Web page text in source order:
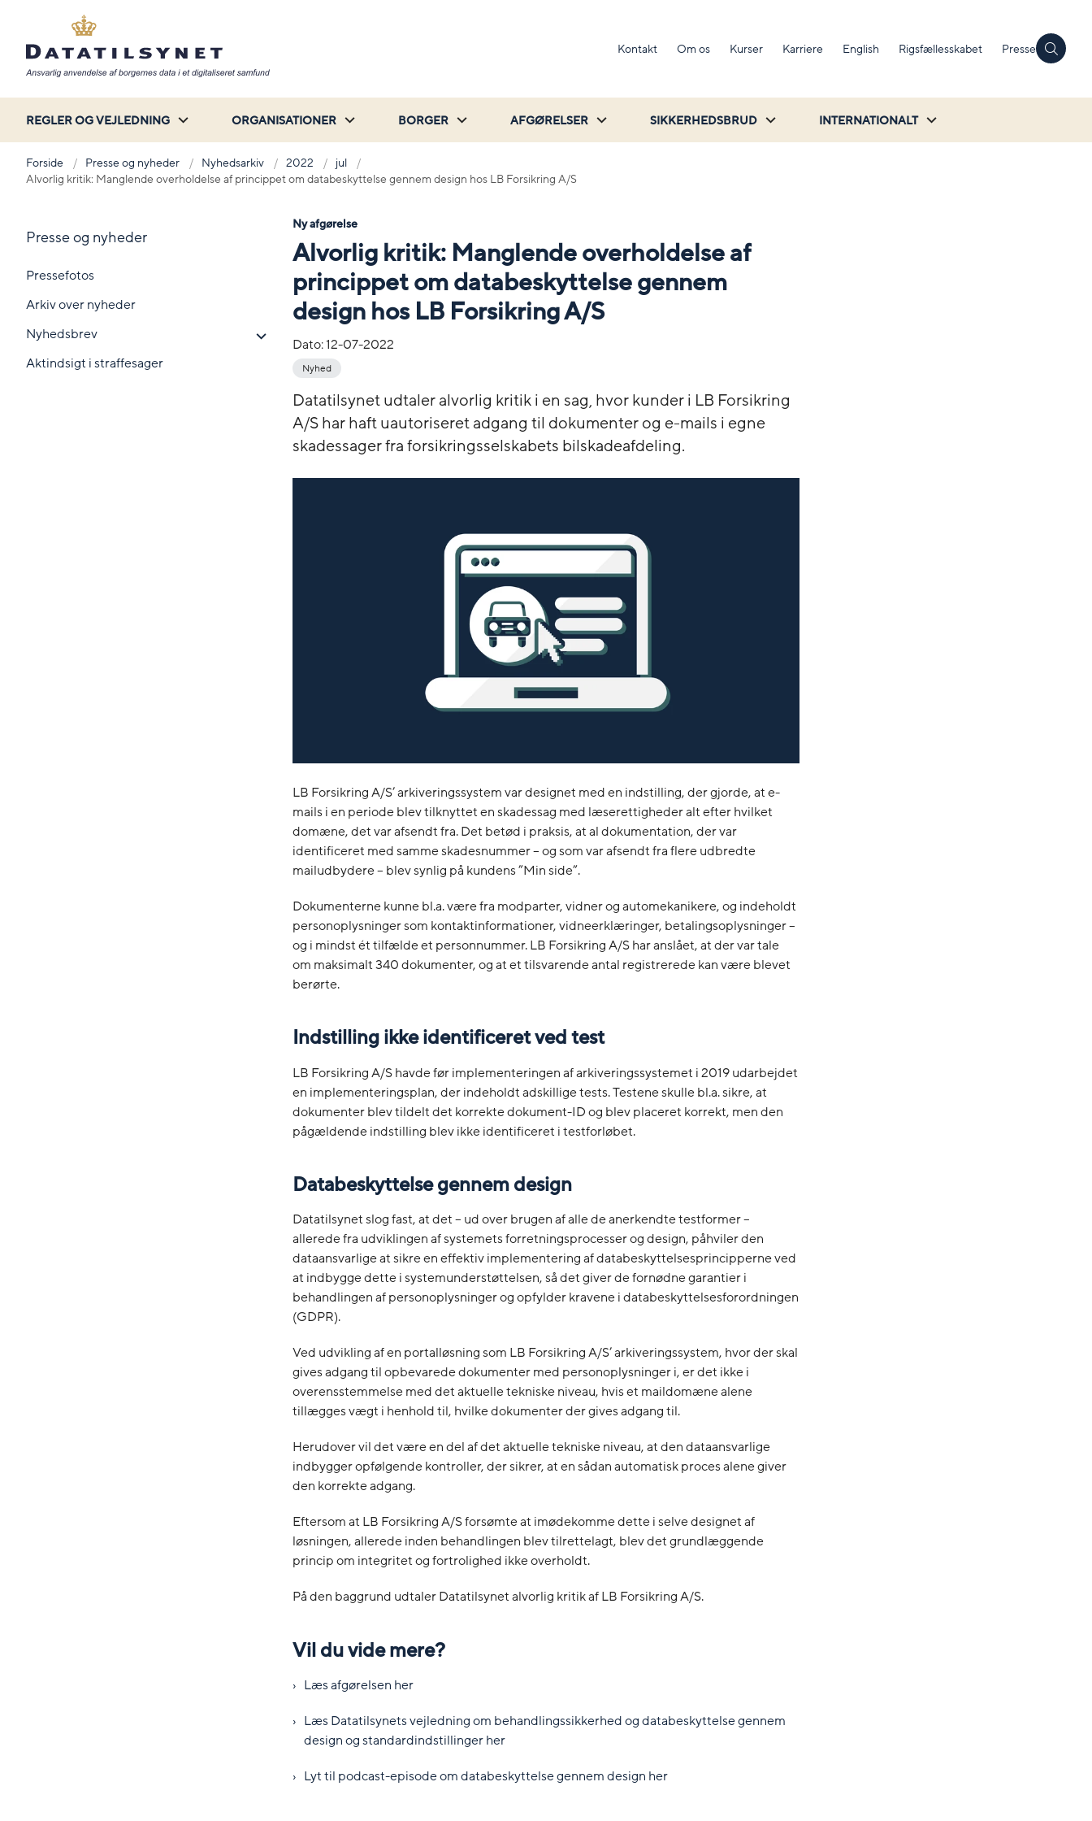
Kontakt Om os Kurser Karriere English Rigsfællesskabet Presse
REGLER OG VEJLEDNING ORGANISATIONER BORGER AFGØRELSER SIKKERHEDSBRUD INTERNATIONALT
Forside Presse og nyheder Nyhedsarkiv 2022
jul
Alvorlig kritik: Manglende overholdelse af princippet om databeskyttelse gennem design hos LB Forsikring A/S
Presse og nyheder
Pressefotos
Arkiv over nyheder
Nyhedsbrev
Aktindsigt i straffesager
Ny afgørelse
Alvorlig kritik: Manglende overholdelse af
princippet om databeskyttelse gennem
design hos LB Forsikring A/S
Dato:12-07-2022
Nyhed
Datatilsynet udtaler alvorlig kritik i en sag, hvor kunder i LB Forsikring
A/S har haft uautoriseret adgang til dokumenter og e-mails i egne
skadessager fra forsikringsselskabets bilskadeafdeling.
LB Forsikring A/S’ arkiveringssystem var designet med en indstilling, der gjorde, at e-
mails i en periode blev tilknyttet en skadessag med læserettigheder alt efter hvilket
domæne, det var afsendt fra. Det betød i praksis, at al dokumentation, der var
identificeret med samme skadesnummer – og som var afsendt fra flere udbredte
mailudbydere – blev synlig på kundens ”Min side”.
Dokumenterne kunne bl.a. være fra modparter, vidner og automekanikere, og indeholdt
personoplysninger som kontaktinformationer, vidneerklæringer, betalingsoplysninger –
og i mindst ét tilfælde et personnummer. LB Forsikring A/S har anslået, at der var tale
om maksimalt 340 dokumenter, og at et tilsvarende antal registrerede kan være blevet
berørte.
Indstilling ikke identificeret ved test
LB Forsikring A/S havde før implementeringen af arkiveringssystemet i 2019 udarbejdet
en implementeringsplan, der indeholdt adskillige tests. Testene skulle bl.a. sikre, at
dokumenter blev tildelt det korrekte dokument-ID og blev placeret korrekt, men den
pågældende indstilling blev ikke identificeret i testforløbet.
Databeskyttelse gennem design
Datatilsynet slog fast, at det – ud over brugen af alle de anerkendte testformer –
allerede fra udviklingen af systemets forretningsprocesser og design, påhviler den
dataansvarlige at sikre en effektiv implementering af databeskyttelsesprincipperne ved
at indbygge dette i systemunderstøttelsen, så det giver de fornødne garantier i
behandlingen af personoplysninger og opfylder kravene i databeskyttelsesforordningen
(GDPR).
Ved udvikling af en portalløsning som LB Forsikring A/S’ arkiveringssystem, hvor der skal
gives adgang til opbevarede dokumenter med personoplysninger i, er det ikke i
overensstemmelse med det aktuelle tekniske niveau, hvis et maildomæne alene
tillægges vægt i henhold til, hvilke dokumenter der gives adgang til.
Herudover vil det være en del af det aktuelle tekniske niveau, at den dataansvarlige
indbygger opfølgende kontroller, der sikrer, at en sådan automatisk proces alene giver
den korrekte adgang.
Eftersom at LB Forsikring A/S forsømte at imødekomme dette i selve designet af
løsningen, allerede inden behandlingen blev tilrettelagt, blev det grundlæggende
princip om integritet og fortrolighed ikke overholdt.
På den baggrund udtaler Datatilsynet alvorlig kritik af LB Forsikring A/S.
Vil du vide mere?
Læs afgørelsen her
Læs Datatilsynets vejledning om behandlingssikkerhed og databeskyttelse gennem
design og standardindstillinger her
Lyt til podcast-episode om databeskyttelse gennem design her